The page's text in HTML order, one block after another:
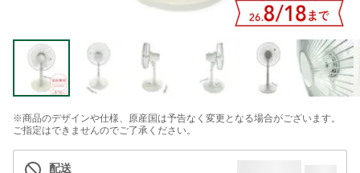
※商品のデザインや仕様、原産国は予告なく変更となる場合がございます。
ご指定はできませんのでご了承ください。
配送